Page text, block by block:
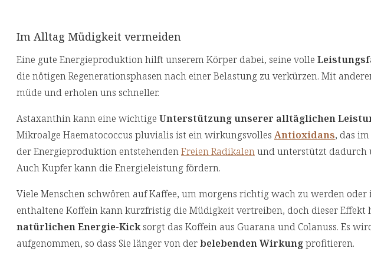
Im Alltag Müdigkeit vermeiden
Eine gute Energieproduktion hilft unserem Körper dabei, seine volle
die nötigen Regenerationsphasen nach einer Belastung zu verkürzen. Mit
müde und erholen uns schneller.
Astaxanthin kann eine wichtige Unterstützung unserer alltäglichen
Mikroalge Haematococcus pluvialis ist ein wirkungsvolles Antioxidans, das
der Energieproduktion entstehendenFreien Radikalenund unterstützt dadurch
Auch Kupfer kann die Energieleistung fördern.
Viele Menschen schwören auf Kaffee, um morgens richtig wach zu werden oder
enthaltene Koffein kann kurzfristig die Müdigkeit vertreiben, doch dieser Effekt
natürlichen Energie-Kicksorgt das Koffein aus Guarana und Colanuss. Es
aufgenommen, so dass Sie länger von derbelebenden Wirkungprofitieren.